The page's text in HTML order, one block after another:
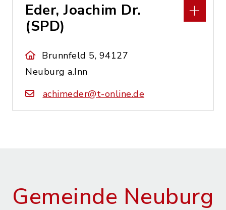
Eder, Joachim Dr.
(SPD)
Brunnfeld 5, 94127
Neuburg a.Inn
achimeder@t-online.de
Gemeinde Neuburg